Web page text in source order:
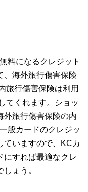
料になるクレジット
、海外旅行傷害保険
旅行傷害保険は利用
てくれます。ショッ
外旅行傷害保険の内
般カードのクレジッ
ていますので、KCカ
にすれば最適なクレ
ょう。